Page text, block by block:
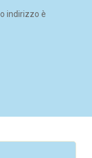
indirizzo è